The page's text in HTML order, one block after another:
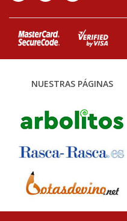
NUESTRAS PÁGINAS